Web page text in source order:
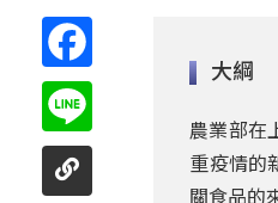
大綱
農業部在
重疫情的
關食品的